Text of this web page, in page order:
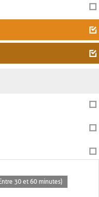
30 et 60 minutes)